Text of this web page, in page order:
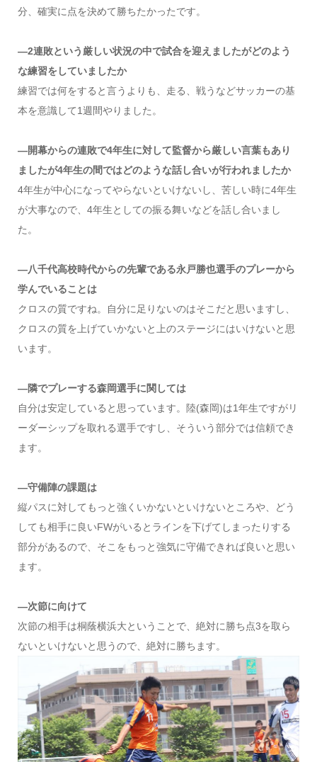
分、確実に点を決めて勝ちたかったです。
―2連敗という厳しい状況の中で試合を迎えましたがどのよう
な練習をしていましたか
練習では何をすると言うよりも、走る、戦うなどサッカーの基
本を意識して1週間やりました。
―開幕からの連敗で4年生に対して監督から厳しい言葉もあり
ましたが4年生の間ではどのような話し合いが行われましたか
4年生が中心になってやらないといけないし、苦しい時に4年生
が大事なので、4年生としての振る舞いなどを話し合いまし
た。
―八千代高校時代からの先輩である永戸勝也選手のプレーから
学んでいることは
クロスの質ですね。自分に足りないのはそこだと思いますし、
クロスの質を上げていかないと上のステージにはいけないと思
います。
―隣でプレーする森岡選手に関しては
自分は安定していると思っています。陸(森岡)は1年生ですがリ
ーダーシップを取れる選手ですし、そういう部分では信頼でき
ます。
―守備陣の課題は
縦パスに対してもっと強くいかないといけないところや、どう
しても相手に良いFWがいるとラインを下げてしまったりする
部分があるので、そこをもっと強気に守備できれば良いと思い
ます。
―次節に向けて
次節の相手は桐蔭横浜大ということで、絶対に勝ち点3を取ら
ないといけないと思うので、絶対に勝ちます。